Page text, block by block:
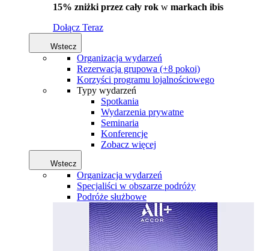
15% zniżki przez cały rok w markach ibis
Dołącz Teraz
Wstecz
Organizacja wydarzeń
Rezerwacja grupowa (+8 pokoi)
Korzyści programu lojalnościowego
Typy wydarzeń
Spotkania
Wydarzenia prywatne
Seminaria
Konferencje
Zobacz więcej
Wstecz
Organizacja wydarzeń
Specjaliści w obszarze podróży
Podróże służbowe